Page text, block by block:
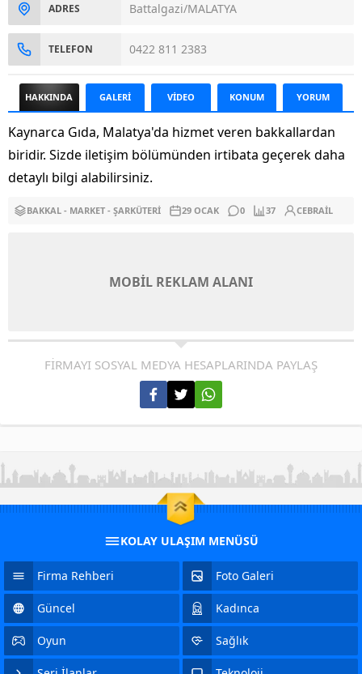
ADRES Battalgazi/MALATYA
TELEFON 0422 811 2383
HAKKINDA GALERİ VİDEO KONUM YORUM
Kaynarca Gıda, Malatya'da hizmet veren bakkallardan
biridir. Sizde iletişim bölümünden irtibata geçerek daha
detaylı bilgi alabilirsiniz.
BAKKAL - MARKET - ŞARKÜTERI 29 OCAK 0 37 CEBRAIL
MOBİL REKLAM ALANI
FİRMAYI SOSYAL MEDYA HESAPLARINDA PAYLAŞ
KOLAY ULAŞIM MENÜSÜ
Firma Rehberi Foto Galeri
Güncel Kadınca
Oyun Sağlık